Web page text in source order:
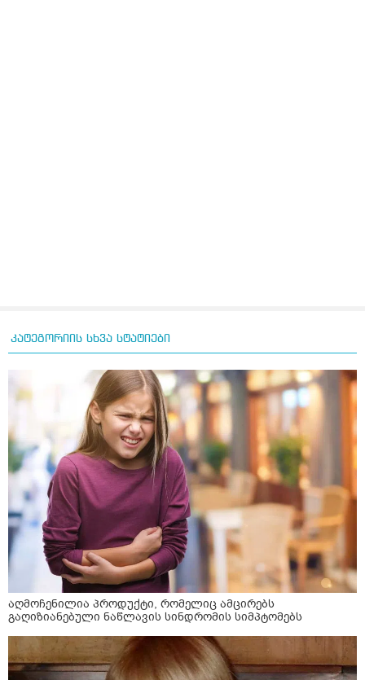
კატეგორიის სხვა სტატიები
აღმოჩენილია პროდუქტი, რომელიც ამცირებს
გაღიზიანებული ნაწლავის სინდრომის სიმპტომებს